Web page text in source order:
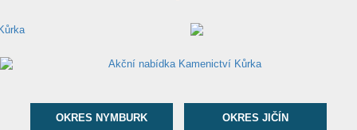
OKRES NYMBURK OKRES JIČÍN